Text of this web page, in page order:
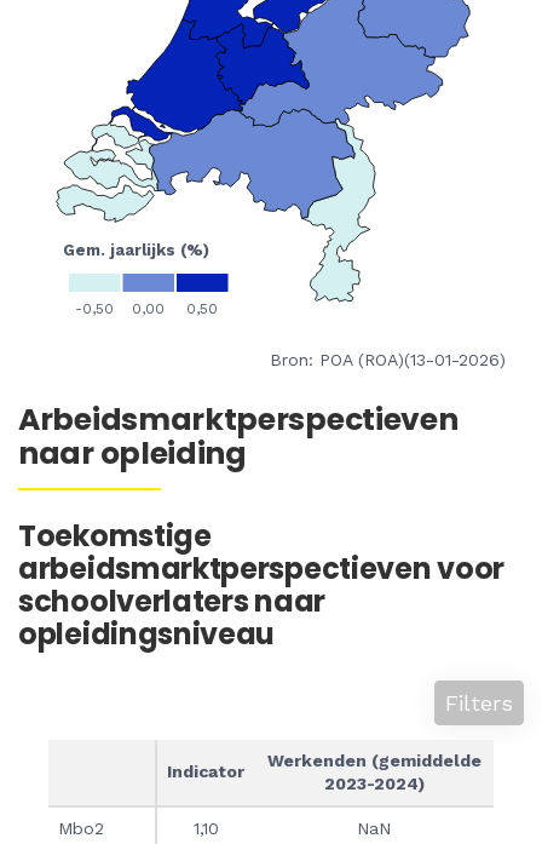
Bron: POA (ROA)(13-01-2026)
Arbeidsmarktperspectieven
naar opleiding
Toekomstige
arbeidsmarktperspectieven voor
schoolverlaters naar
opleidingsniveau
Filters